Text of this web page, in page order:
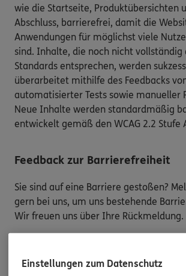
wie die Startseite, Produktübersichten
Abschluss, barrierefrei, damit die
Anwendungen für möglichst viele
sind. Inhalte, die noch nicht vollständig
Standards entsprechen, werden
überarbeitet mithilfe des Feedbacks
automatisierter Tests sowie manueller
Neue Inhalte werden standardmäßig
entwickelt gemäß den WCAG 2.2 Stufe
Feedback zur Barrierefreiheit
Sie sind auf eine Barriere gestoßen?
gern bei uns, um uns bestehende
Wir freuen uns über Ihre Rückmeldung.
Bitte teilen Sie mit,auf welcher
Einstellungen zum Datenschutz